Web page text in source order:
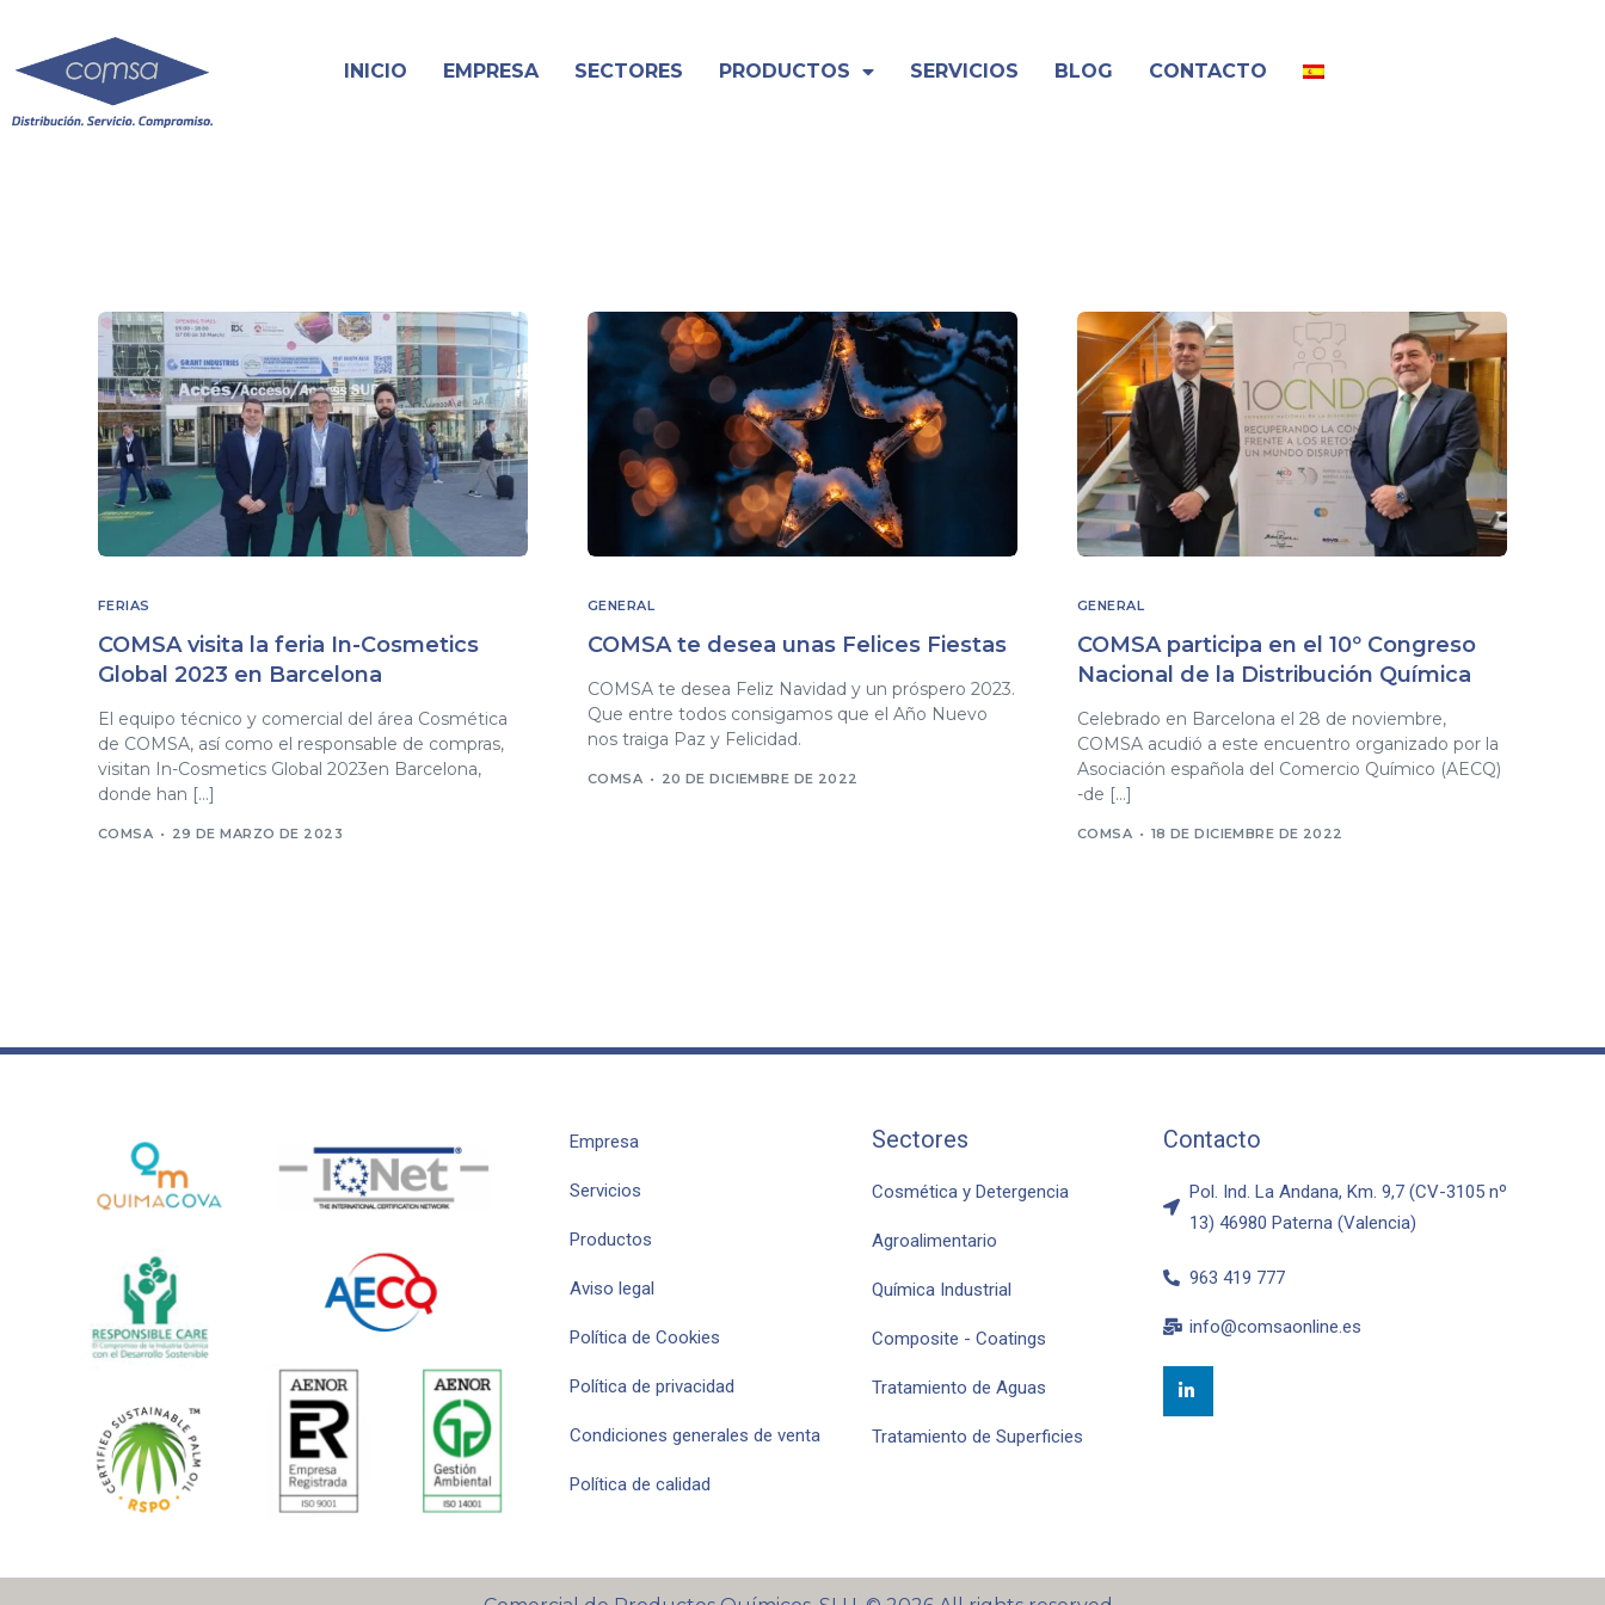
INICIO EMPRESA SECTORES PRODUCTOS SERVICIOS BLOG CONTACTO
FERIAS
COMSA visita la feria In-Cosmetics
Global 2023 en Barcelona
El equipo técnico y comercial del área Cosmética
de COMSA, así como el responsable de compras,
visitan In-Cosmetics Global 2023en Barcelona,
donde han […]
COMSA 29 DE MARZO DE 2023
GENERAL
COMSA te desea unas Felices Fiestas
COMSA te desea Feliz Navidad y un próspero 2023.
Que entre todos consigamos que el Año Nuevo
nos traiga Paz y Felicidad.
COMSA 20 DE DICIEMBRE DE 2022
GENERAL
COMSA participa en el 10º Congreso
Nacional de la Distribución Química
Celebrado en Barcelona el 28 de noviembre,
COMSA acudió a este encuentro organizado por la
Asociación española del Comercio Químico (AECQ)
-de […]
COMSA 18 DE DICIEMBRE DE 2022
Empresa
Servicios
Productos
Aviso legal
Política de Cookies
Política de privacidad
Condiciones generales de venta
Política de calidad
Sectores
Cosmética y Detergencia
Agroalimentario
Química Industrial
Composite - Coatings
Tratamiento de Aguas
Tratamiento de Superficies
Contacto
Pol. Ind. La Andana, Km. 9,7 (CV-3105 nº
13) 46980 Paterna (Valencia)
963 419 777
info@comsaonline.es